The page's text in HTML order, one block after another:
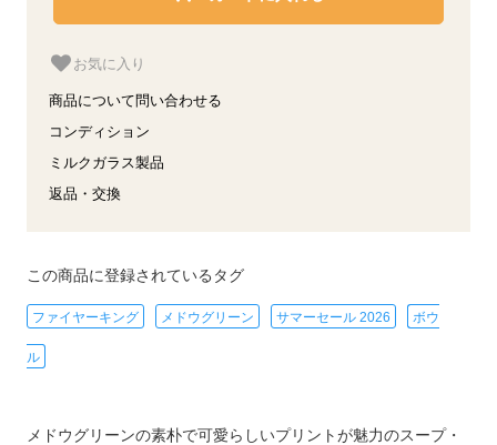
お気に入り
商品について問い合わせる
コンディション
ミルクガラス製品
返品・交換
この商品に登録されているタグ
ファイヤーキング メドウグリーン サマーセール 2026 ボウ
ル
メドウグリーンの素朴で可愛らしいプリントが魅力のスープ・